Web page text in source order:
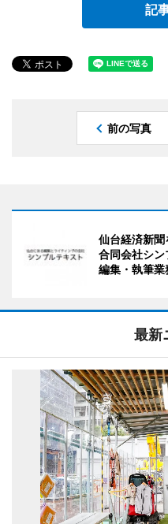
記
前の写真
仙台経済新聞
合同会社シ
編集・執筆
最新